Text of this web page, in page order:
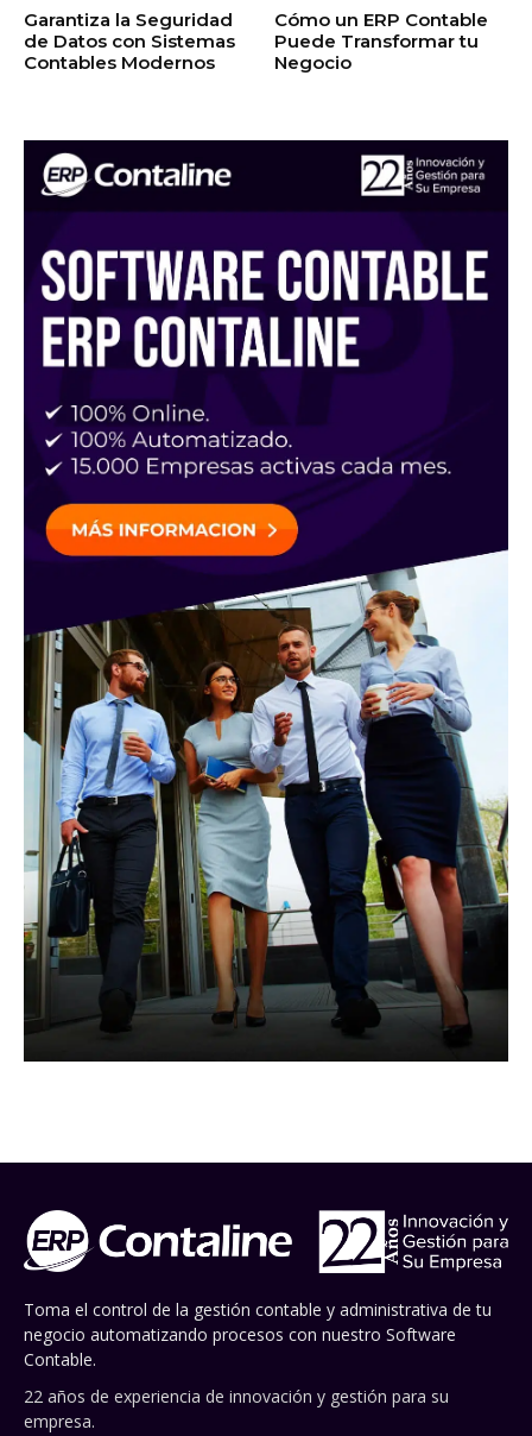
Garantiza la Seguridad
de Datos con Sistemas
Contables Modernos
Cómo un ERP Contable
Puede Transformar tu
Negocio
Toma el control de la gestión contable y administrativa de tu
negocio automatizando procesos con nuestro Software
Contable.
22 años de experiencia de innovación y gestión para su
empresa.